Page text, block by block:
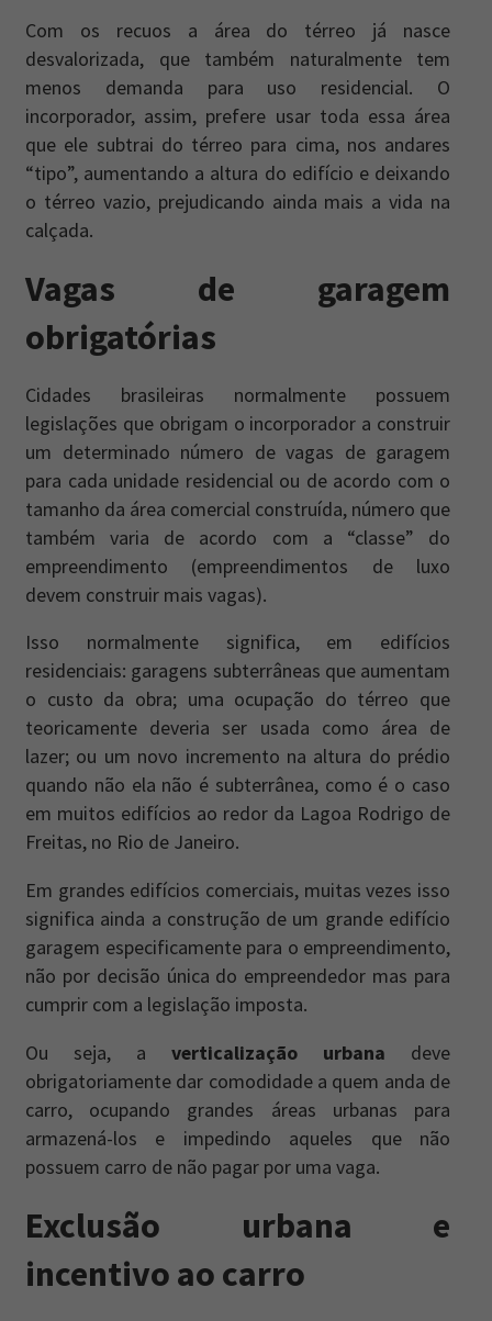
Com os recuos a área do térreo já nasce
desvalorizada, que também naturalmente tem
menos demanda para uso residencial. O
incorporador, assim, prefere usar toda essa área
que ele subtrai do térreo para cima, nos andares
“tipo”, aumentando a altura do edifício e deixando
o térreo vazio, prejudicando ainda mais a vida na
calçada.
Vagas de garagem
obrigatórias
Cidades brasileiras normalmente possuem
legislações que obrigam o incorporador a construir
um determinado número de vagas de garagem
para cada unidade residencial ou de acordo com o
tamanho da área comercial construída, número que
também varia de acordo com a “classe” do
empreendimento (empreendimentos de luxo
devem construir mais vagas).
Isso normalmente significa, em edifícios
residenciais: garagens subterrâneas que aumentam
o custo da obra; uma ocupação do térreo que
teoricamente deveria ser usada como área de
lazer; ou um novo incremento na altura do prédio
quando não ela não é subterrânea, como é o caso
em muitos edifícios ao redor da Lagoa Rodrigo de
Freitas, no Rio de Janeiro.
Em grandes edifícios comerciais, muitas vezes isso
significa ainda a construção de um grande edifício
garagem especificamente para o empreendimento,
não por decisão única do empreendedor mas para
cumprir com a legislação imposta.
Ou seja, a verticalização urbana deve
obrigatoriamente dar comodidade a quem anda de
carro, ocupando grandes áreas urbanas para
armazená-los e impedindo aqueles que não
possuem carro de não pagar por uma vaga.
Exclusão urbana e
incentivo ao carro